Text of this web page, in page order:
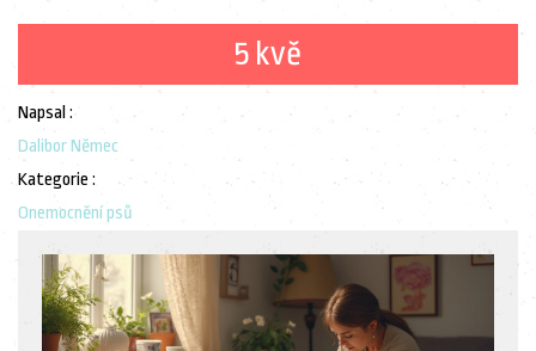
5 kvě
Napsal :
Dalibor Němec
Kategorie :
Onemocnění psů